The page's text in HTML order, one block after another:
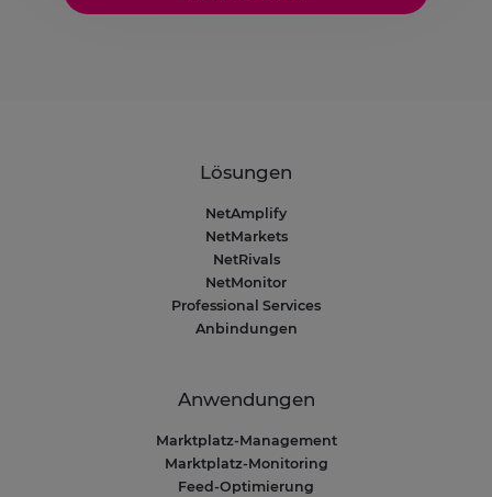
Lösungen
NetAmplify
NetMarkets
NetRivals
NetMonitor
Professional Services
Anbindungen
Anwendungen
Marktplatz-Management
Marktplatz-Monitoring
Feed-Optimierung